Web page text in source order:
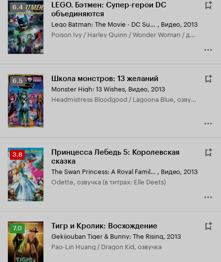
Рейтинг
Кинопоиска
6.4
6.4
LEGO. Бэтмен: Супер-герои DC
объединяются
Lego Batman: The Movie - DC Super Heroes Unite , Видео, 2013
Poison Ivy / Harley Quinn / Wonder Woman / дополнительные голоса, озвучка
Рейтинг
Кинопоиска
6.5
6.5 Школа монстров: 13 желаний
Monster High: 13 Wishes, Видео, 2013
Headmistress Bloodgood / Lagoona Blue, озвучка
Рейтинг
Кинопоиска
3.8
3.8
Принцесса Лебедь 5: Королевская
сказка
The Swan Princess: A Royal Family Tale , Видео, 2013
Odette, озвучка (в титрах: Elle Deets)
Рейтинг
Кинопоиска
7.0
7.0 Тигр и Кролик: Восхождение
Gekijouban Tiger & Bunny: The Rising, 2013
Pao-Lin Huang / Dragon Kid, озвучка